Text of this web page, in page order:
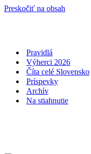
Preskočiť na obsah
Pravidlá
Výherci 2026
Číta celé Slovensko
Príspevky
Archív
Na stiahnutie